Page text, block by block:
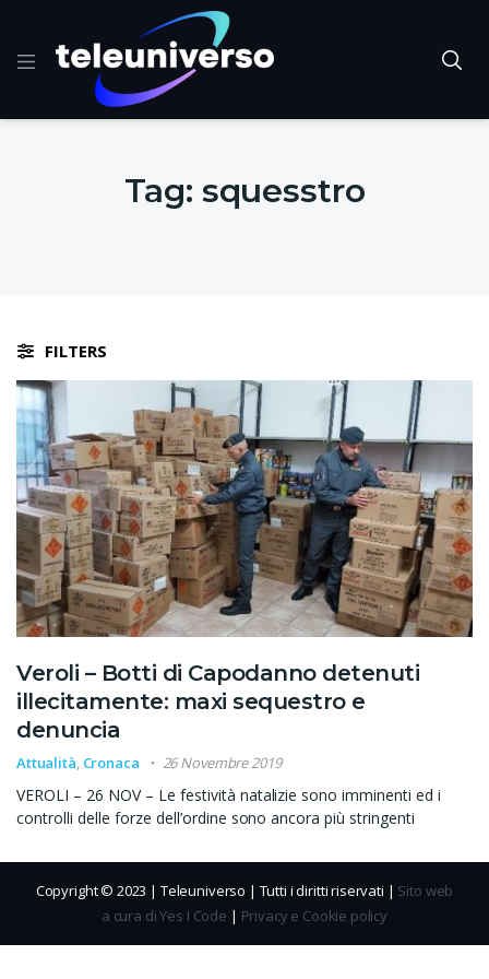
Tag: squesstro
FILTERS
Veroli – Botti di Capodanno detenuti
illecitamente: maxi sequestro e
denuncia
Attualità, Cronaca 26 Novembre 2019
VEROLI – 26 NOV – Le festività natalizie sono imminenti ed i
controlli delle forze dell’ordine sono ancora più stringenti
Copyright © 2023 | Teleuniverso | Tutti i diritti riservati | Sito web
a cura di Yes I Code | Privacy e Cookie policy